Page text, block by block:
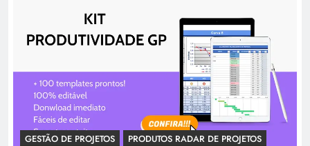
GESTÃO DE PROJETOS PRODUTOS RADAR DE PROJETOS